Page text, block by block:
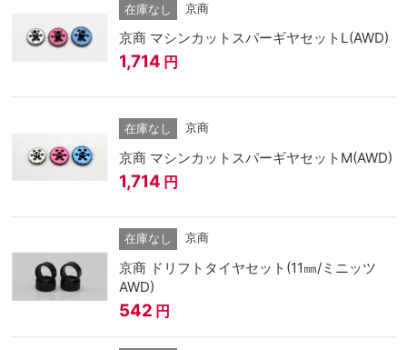
在庫なし 京商
京商 マシンカットスパーギヤセットL(AWD)
1,714 円
在庫なし 京商
京商 マシンカットスパーギヤセットM(AWD)
1,714 円
在庫なし 京商
京商 ドリフトタイヤセット(11㎜/ミニッツ
AWD)
542 円